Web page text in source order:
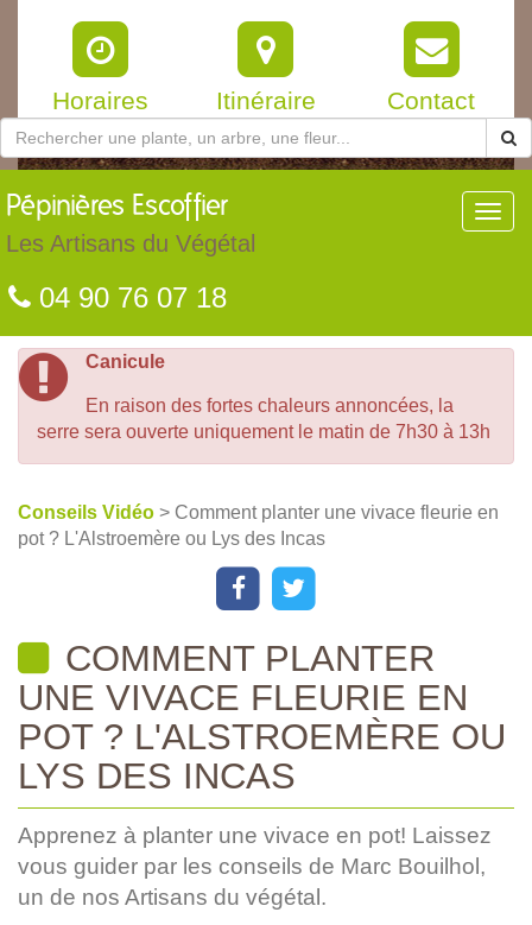
Horaires Itinéraire Contact
Pépinières Escoffier
Les Artisans du Végétal
04 90 76 07 18
Canicule
En raison des fortes chaleurs annoncées, la
serre sera ouverte uniquement le matin de 7h30 à 13h
Conseils Vidéo > Comment planter une vivace fleurie en
pot ? L'Alstroemère ou Lys des Incas
COMMENT PLANTER
UNE VIVACE FLEURIE EN
POT ? L'ALSTROEMÈRE OU
LYS DES INCAS
Apprenez à planter une vivace en pot! Laissez
vous guider par les conseils de Marc Bouilhol,
un de nos Artisans du végétal.